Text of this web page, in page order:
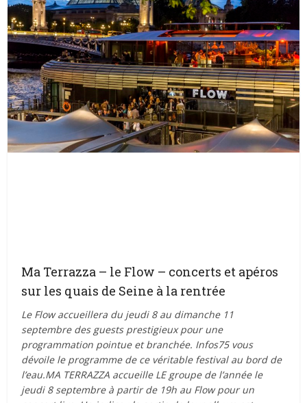
Ma Terrazza – le Flow – concerts et apéros
sur les quais de Seine à la rentrée
Le Flow accueillera du jeudi 8 au dimanche 11
septembre des guests prestigieux pour une
programmation pointue et branchée. Infos75 vous
dévoile le programme de ce véritable festival au bord de
l’eau.MA TERRAZZA accueille LE groupe de l’année le
jeudi 8 septembre à partir de 19h au Flow pour un